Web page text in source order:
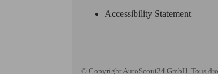
Accessibility Statement
© Copyright AutoScout24 GmbH. Tous